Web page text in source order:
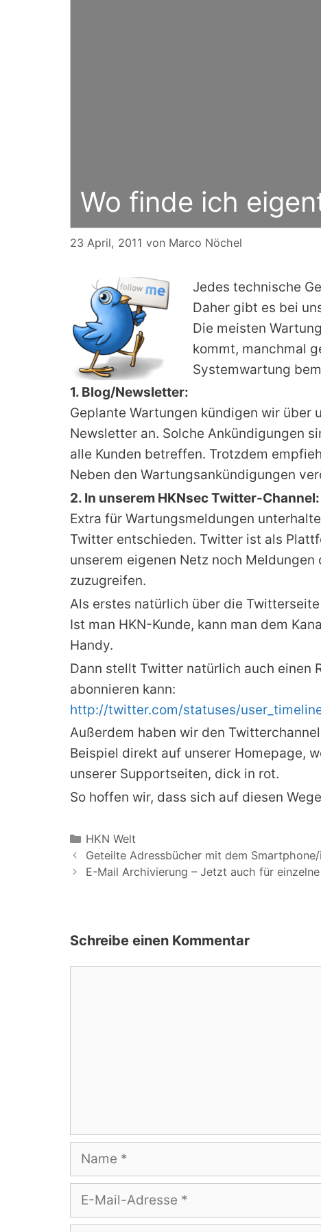
Wo finde ich
23 April, 2011 von Marco Nöchel
Jedes technische
Daher gibt es bei
Die meisten
kommt, manchmal
Systemwartung
1. Blog/Newsletter:
Geplante Wartungen kündigen wir über
Newsletter an. Solche Ankündigungen
alle Kunden betreffen. Trotzdem
Neben den Wartungsankündigungen
2. In unserem HKNsec Twitter-Channel:
Extra für Wartungsmeldungen
Twitter entschieden. Twitter ist als
unserem eigenen Netz noch
zuzugreifen.
Als erstes natürlich über die
Ist man HKN-Kunde, kann man dem
Handy.
Dann stellt Twitter natürlich auch einen
abonnieren kann:
http://twitter.com/statuses/
Außerdem haben wir den
Beispiel direkt auf unserer Homepage,
unserer Supportseiten, dick in rot.
So hoffen wir, dass sich auf diesen
Kategorien
HKN Welt
Geteilte Adressbücher mit dem
E-Mail Archivierung – Jetzt auch für
Schreibe einen Kommentar
Name
E-